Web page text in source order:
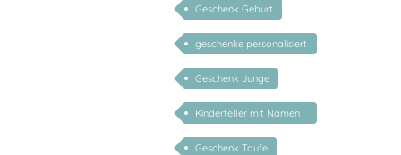
Geschenk Geburt
geschenke personalisiert
kinder
Geschenk Junge
Kinderteller mit Namen
personalisiert
Geschenk Taufe